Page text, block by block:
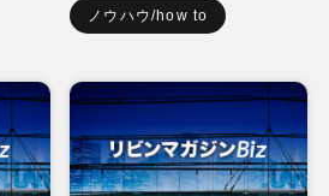
ノウハウ/how to